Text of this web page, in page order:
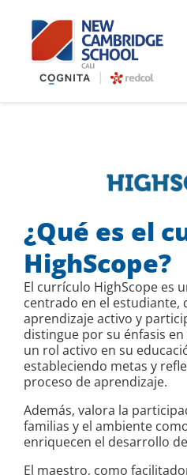
¿Qué es el
HighScope?
El currículo HighScope es
centrado en el estudiante,
aprendizaje activo y
distingue por su énfasis
un rol activo en su
estableciendo metas y
proceso de aprendizaje.
Además, valora la
familias y el ambiente
enriquecen el desarrollo
El maestro, como